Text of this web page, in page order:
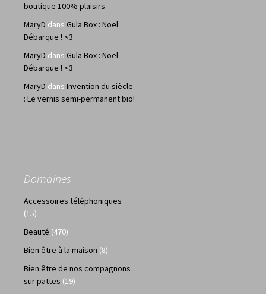
boutique 100% plaisirs
MaryD dans Gula Box : Noel
Débarque ! <3
MaryD dans Gula Box : Noel
Débarque ! <3
MaryD dans Invention du siècle
: Le vernis semi-permanent bio!
Domaines
Accessoires téléphoniques
(15)
Beauté (470)
Bien être à la maison (8)
Bien être de nos compagnons
sur pattes (19)